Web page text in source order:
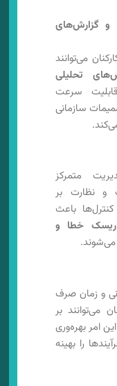
و گزارش‌های
می‌توانند
تحلیلی
سرعت
سازمانی
متمرکز
و نظارت بر
باعث
ریسک خطا و
و زمان صرف
می‌توانند بر
امر بهره‌وری
را بهینه